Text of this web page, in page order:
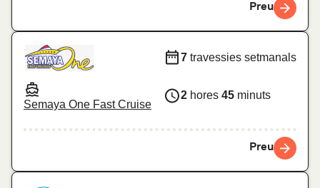
Preu
Semaya One Fast Cruise
7 travessies setmanals
2 hores 45 minuts
Preu